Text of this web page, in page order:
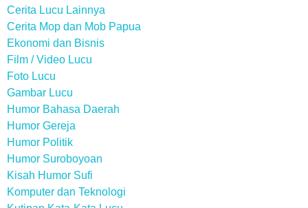
Cerita Lucu Lainnya
Cerita Mop dan Mob Papua
Ekonomi dan Bisnis
Film / Video Lucu
Foto Lucu
Gambar Lucu
Humor Bahasa Daerah
Humor Gereja
Humor Politik
Humor Suroboyoan
Kisah Humor Sufi
Komputer dan Teknologi